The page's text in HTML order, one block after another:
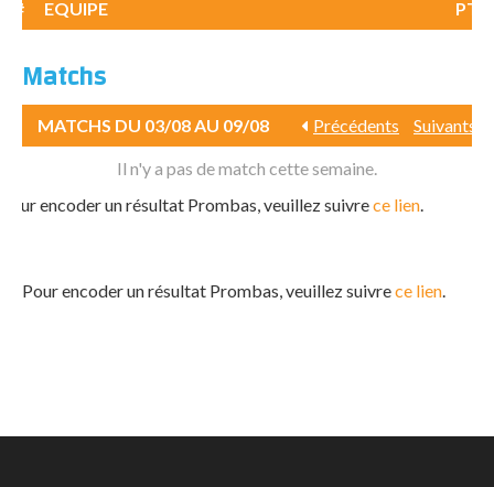
# EQUIPE PTS
Matchs
MATCHS DU 03/08 AU 09/08 Précédents Suivants
Il n'y a pas de match cette semaine.
Pour encoder un résultat Prombas, veuillez suivrece lien.
Pour encoder un résultat Prombas, veuillez suivrece lien